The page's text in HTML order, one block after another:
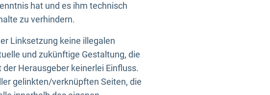
hat und es ihm technisch
zu verhindern.
Linksetzung keine illegalen
und zukünftige Gestaltung, die
Herausgeber keinerlei Einfluss.
gelinkten/verknüpften Seiten, die